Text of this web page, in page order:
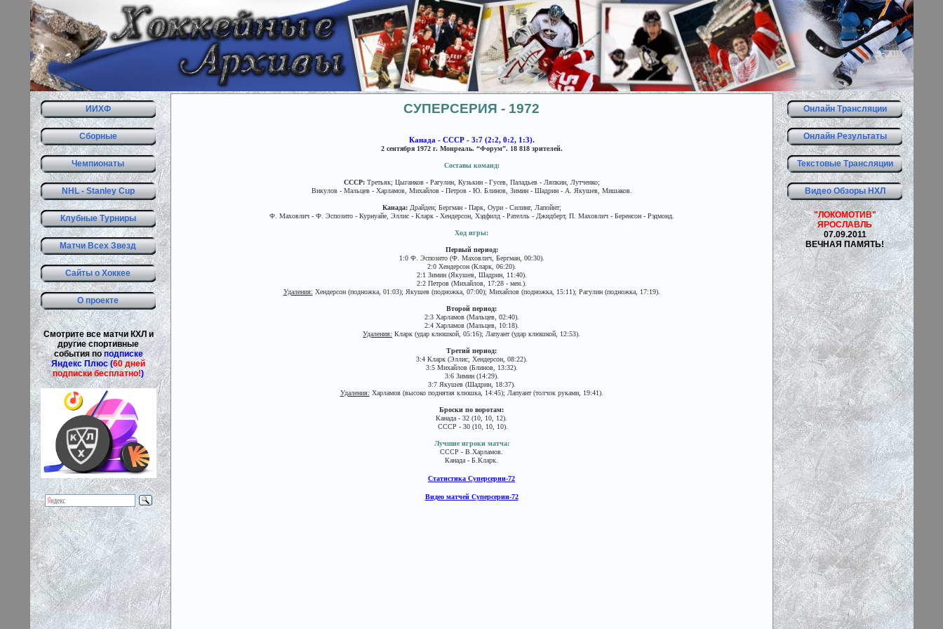
ИИХФ
Сборные
Чемпионаты
NHL - Stanley Cup
Клубные Турниры
Матчи Всех Звезд
Сайты о Хоккее
О проекте
Смотрите все матчи КХЛ и
другие спортивные
события поподписке
Яндекс Плюс (60 дней
подписки бесплатно!)
Онлайн Трансляции
Онлайн Результаты
Текстовые Трансляции
Видео Обзоры НХЛ
"ЛОКОМОТИВ"
ЯРОСЛАВЛЬ
07.09.2011
ВЕЧНАЯ ПАМЯТЬ!
СУПЕРСЕРИЯ - 1972
Канада - СССР - 3:7 (2:2, 0:2, 1:3).
2 сентября 1972 г. Монреаль. “Форум”. 18 818 зрителей.
Составы команд:
СССР:Третьяк; Цыганков - Рагулин, Кузькин - Гусев, Паладьев - Ляпкин, Лутченко;
Викулов - Мальцев - Харламов, Михайлов - Петров - Ю. Блинов, Зимин - Шадрин - А. Якушев, Мишаков.
Канада: Драйден; Бергман - Парк, Оури - Силинг, Лапойнт;
Ф. Маховлич - Ф. Эспозито - Курнуайе, Эллис - Кларк - Хендерсон, Хэдфилд - Рателль - Джидберт, П. Маховлич - Беренсон - Рэдмонд.
Ход игры:
Первый период:
1:0 Ф. Эспозито (Ф. Маховлич, Бергман, 00:30).
2:0 Хендерсон (Кларк, 06:20).
2:1 Зимин (Якушев, Шадрин, 11:40).
2:2 Петров (Михайлов, 17:28 - мен.).
Удаления: Хендерсон (подножка, 01:03); Якушев (подножка, 07:00); Михайлов (подножка, 15:11); Рагулин (подножка, 17:19).
Второй период:
2:3 Харламов (Мальцев, 02:40).
2:4 Харламов (Мальцев, 10:18).
Удаления: Кларк (удар клюшкой, 05:16); Лапуант (удар клюшкой, 12:53).
Третий период:
3:4 Кларк (Эллис, Хендерсон, 08:22).
3:5 Михайлов (Блинов, 13:32).
3:6 Зимин (14:29).
3:7 Якушев (Шадрин, 18:37).
Удаления: Харламов (высоко поднятая клюшка, 14:45); Лапуант (толчок руками, 19:41).
Броски по воротам:
Канада - 32 (10, 10, 12).
СССР - 30 (10, 10, 10).
Лучшие игроки матча:
СССР - В.Харламов.
Канада - Б.Кларк.
Статистика Суперсерии-72
Видео матчей Суперсерии-72